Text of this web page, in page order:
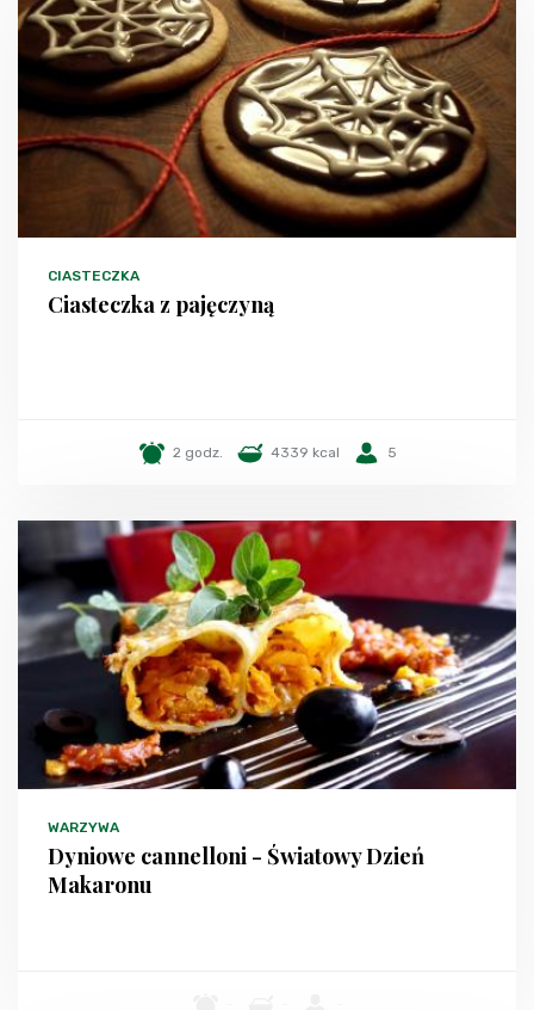
CIASTECZKA
Ciasteczka z pajęczyną
2 godz. 4339 kcal 5
WARZYWA
Dyniowe cannelloni - Światowy Dzień
Makaronu